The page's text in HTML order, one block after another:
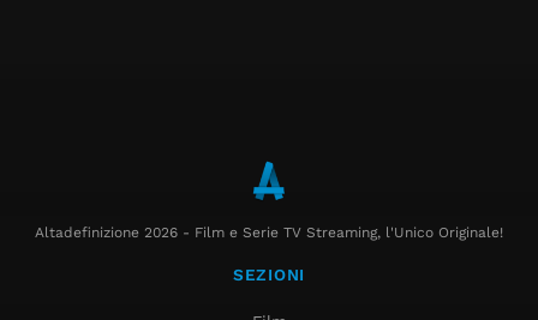
Altadefinizione 2026 - Film e Serie TV Streaming, l'Unico Originale!
SEZIONI